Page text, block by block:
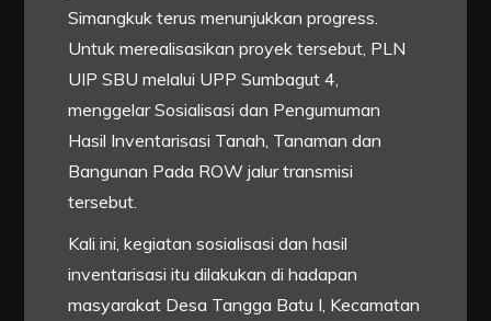
Simangkuk terus menunjukkan progress.
Untuk merealisasikan proyek tersebut, PLN
UIP SBU melalui UPP Sumbagut 4,
menggelar Sosialisasi dan Pengumuman
Hasil Inventarisasi Tanah, Tanaman dan
Bangunan Pada ROW jalur transmisi
tersebut.
Kali ini, kegiatan sosialisasi dan hasil
inventarisasi itu dilakukan di hadapan
masyarakat Desa Tangga Batu I, Kecamatan